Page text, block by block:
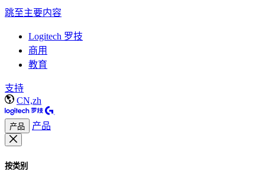
跳至主要内容
Logitech 罗技
商用
教育
支持
CN,zh
产品 产品
按类别